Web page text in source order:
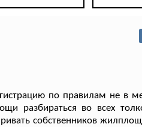
по правилам не в
разбираться во всех
собственников